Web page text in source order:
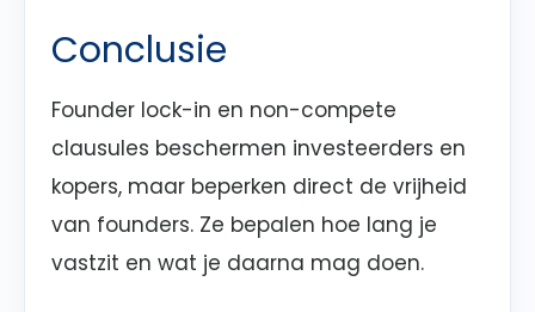
Conclusie
Founder lock-in en non-compete
clausules beschermen investeerders en
kopers, maar beperken direct de vrijheid
van founders. Ze bepalen hoe lang je
vastzit en wat je daarna mag doen.